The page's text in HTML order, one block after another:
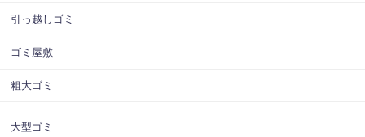
引っ越しゴミ
ゴミ屋敷
粗大ゴミ
大型ゴミ